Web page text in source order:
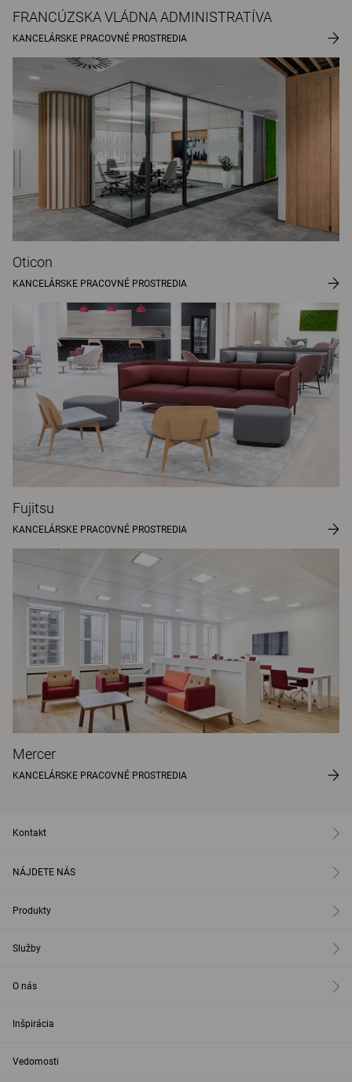
FRANCÚZSKA VLÁDNA ADMINISTRATÍVA
KANCELÁRSKE PRACOVNÉ PROSTREDIA
Oticon
KANCELÁRSKE PRACOVNÉ PROSTREDIA
Fujitsu
KANCELÁRSKE PRACOVNÉ PROSTREDIA
Mercer
KANCELÁRSKE PRACOVNÉ PROSTREDIA
Kontakt
NÁJDETE NÁS
Produkty
Služby
O nás
Inšpirácia
Vedomosti